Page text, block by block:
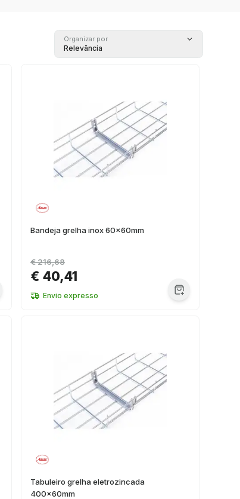
Organizar por
Relevância
Bandeja grelha inox 60x60mm
€ 40,41
€ 216,68
Envio expresso
Tabuleiro grelha eletrozincada
400x60mm